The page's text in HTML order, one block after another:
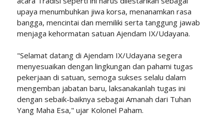
upaya menumbuhkan jiwa korsa, menanamkan rasa
bangga, mencintai dan memiliki serta tanggung jawab
menjaga kehormatan satuan Ajendam IX/Udayana.
"Selamat datang di Ajendam IX/Udayana segera
menyesuaikan dengan lingkungan dan pahami tugas
pekerjaan di satuan, semoga sukses selalu dalam
mengemban jabatan baru, laksanakanlah tugas ini
dengan sebaik-baiknya sebagai Amanah dari Tuhan
Yang Maha Esa," ujar Kolonel Paham.